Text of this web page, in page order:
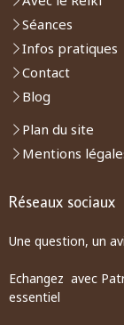
Séances
Infos pratiques
Contact
Blog
Plan du site
Mentions
Réseaux sociaux
Une question, un
Echangez avec
essentiel